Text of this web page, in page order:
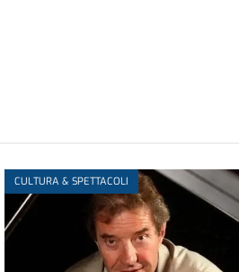
CULTURA & SPETTACOLI